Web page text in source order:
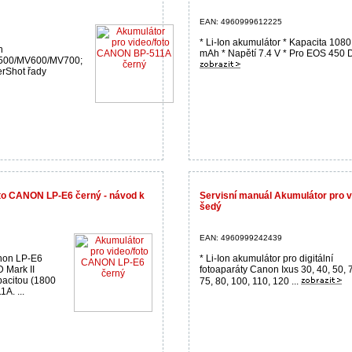
MV600/MV700;
řady
EAN: 4960999612225
* Li-Ion akumulátor * Kapacita 1080
mAh * Napětí 7.4 V * Pro EOS 450
CANON LP-E6 černý - návod k
LP-E6
II
(1800
...
Servisní manuál Akumulátor pro
šedý
EAN: 4960999242439
* Li-Ion akumulátor pro digitální
fotoaparáty Canon Ixus 30, 40, 50,
75, 80, 100, 110, 120 ...